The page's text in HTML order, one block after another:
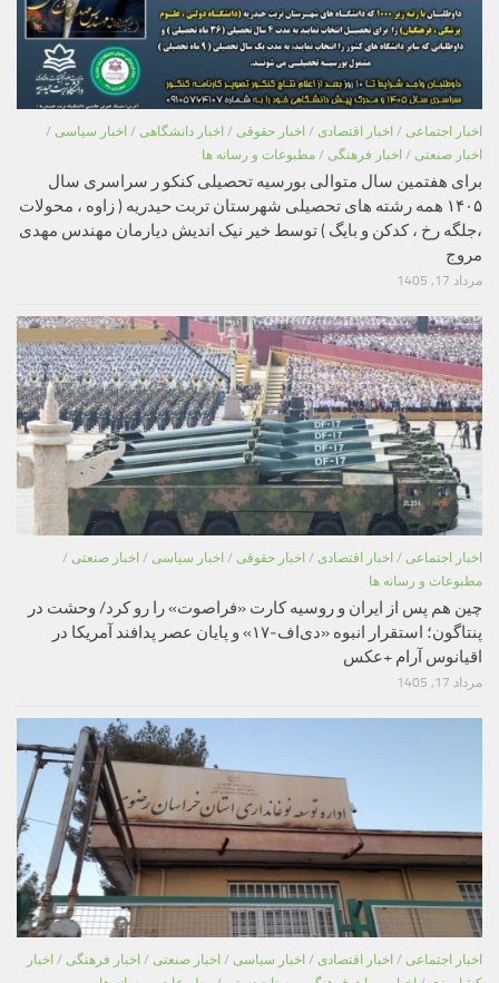
اخبار اجتماعی / اخبار اقتصادی / اخبار حقوقی / اخبار دانشگاهی / اخبار سیاسی /
اخبار صنعتی / اخبار فرهنگی / مطبوعات و رسانه ها
برای هفتمین سال متوالی بورسیه تحصیلی کنکو ر سراسری سال
۱۴۰۵ همه رشته های تحصیلی شهرستان تربت حیدریه ( زاوه ، محولات
،جلگه رخ ، کدکن و بایگ ) توسط خیر نیک اندیش دیارمان مهندس مهدی
مروج
مرداد 17, 1405
اخبار اجتماعی / اخبار اقتصادی / اخبار حقوقی / اخبار سیاسی / اخبار صنعتی /
مطبوعات و رسانه ها
چین هم پس از ایران و روسیه کارت «فراصوت» را رو کرد/ وحشت در
پنتاگون؛ استقرار انبوه «دی‌اف‑۱۷» و پایان عصر پدافند آمریکا در
اقیانوس آرام +عکس
مرداد 17, 1405
اخبار اجتماعی / اخبار اقتصادی / اخبار سیاسی / اخبار صنعتی / اخبار فرهنگی / اخبار